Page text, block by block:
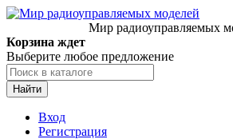
Мир радиоуправляемых
Корзина ждет
Выберите любое предложение
Найти
Вход
Регистрация